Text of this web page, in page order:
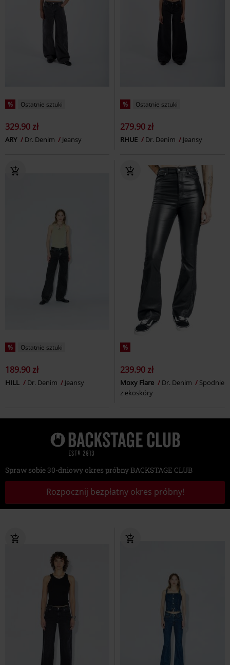
% Ostatnie sztuki
329.90 zł
ARY Dr. Denim Jeansy
% Ostatnie sztuki
279.90 zł
RHUE Dr. Denim Jeansy
% Ostatnie sztuki
189.90 zł
HILL Dr. Denim Jeansy
%
239.90 zł
Moxy Flare Dr. Denim
Spodnie
z ekoskóry
Spraw sobie 30-dniowy okres próbny BACKSTAGE CLUB
Rozpocznij bezpłatny okres próbny!